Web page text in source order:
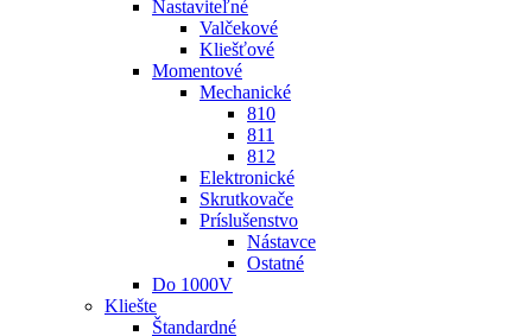
Nastaviteľné
Valčekové
Kliešťové
Momentové
Mechanické
810
811
812
Elektronické
Skrutkovače
Príslušenstvo
Nástavce
Ostatné
Do 1000V
Kliešte
Štandardné